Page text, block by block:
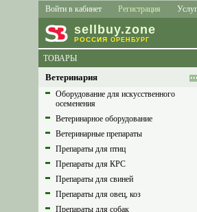
Войти в кабинет Регистрация
sell buy.zone
РОССИЯ ОРЕНБУРГ
ТОВАРЫ
Ветеринария
Оборудование для искусственного
осеменения
Ветеринарное оборудование
Ветеринарные препараты
Препараты для птиц
Препараты для КРС
Препараты для свиней
Препараты для овец, коз
Препараты для собак